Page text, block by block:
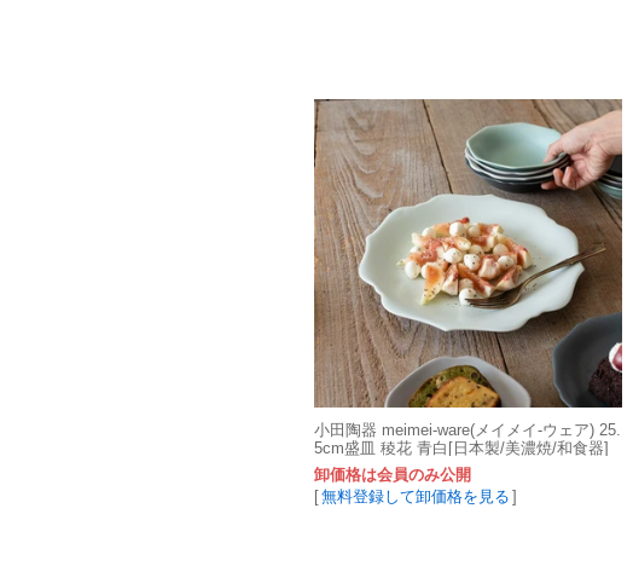
小田陶器 meimei-ware(メイメイ-ウェア) 25.
5cm盛皿 稜花 青白[日本製/美濃焼/和食器]
卸価格は会員のみ公開
[無料登録して卸価格を見る ]